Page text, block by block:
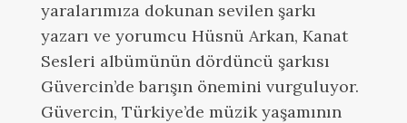
yaralarımıza dokunan sevilen şarkı
yazarı ve yorumcu Hüsnü Arkan, Kanat
Sesleri albümünün dördüncü şarkısı
Güvercin’de barışın önemini vurguluyor.
Güvercin, Türkiye’de müzik yaşamının